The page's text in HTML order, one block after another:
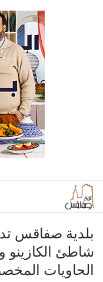
بلدية صفاقس
شاطئ الكازينو
الحاويات